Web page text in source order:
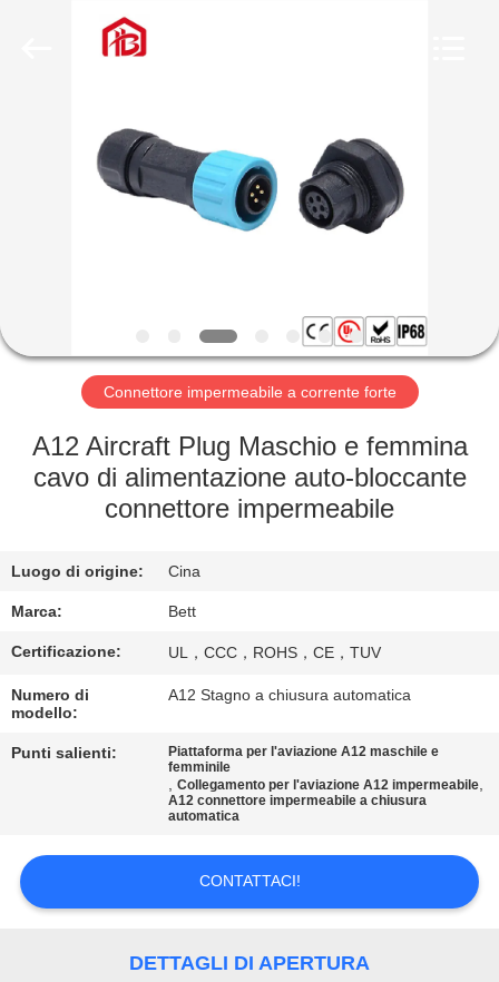
PRODOTTI
GIRO
DELLA
FABBRICA
CONTROLLO
QUALITÀ
MAPPA
DEL
SITO
Connettore impermeabile a corrente forte
A12 Aircraft Plug Maschio e femmina
cavo di alimentazione auto-bloccante
connettore impermeabile
Luogo di origine: Cina
Marca: Bett
Certificazione: UL，CCC，ROHS，CE，TUV
Numero di
modello:
A12 Stagno a chiusura automatica
Punti salienti:
Piattaforma per l'aviazione A12 maschile e
femminile
,Collegamento per l'aviazione A12 impermeabile,
A12 connettore impermeabile a chiusura
automatica
CONTATTACI!
DETTAGLI DI APERTURA